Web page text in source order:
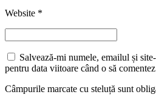
Website *
Salvează-mi numele, emailul și
pentru data viitoare când o să
Câmpurile marcate cu steluță sunt